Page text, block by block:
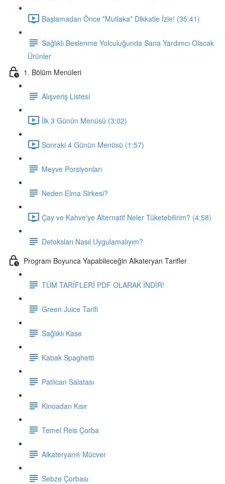
Başlamadan Önce *Mutlaka* Dikkatle İzle! (35:41)
Sağlıklı Beslenme Yolculuğunda Sana Yardımcı Olacak
Ürünler
1. Bölüm Menüleri
Alışveriş Listesi
İlk 3 Günün Menüsü (3:02)
Sonraki 4 Günün Menüsü (1:57)
Meyve Porsiyonları
Neden Elma Sirkesi?
Çay ve Kahve'ye Alternatif Neler Tüketebilirim? (4:58)
Detoksları Nasıl Uygulamalıyım?
Program Boyunca Yapabileceğin Alkateryan Tarifler
TÜM TARİFLERİ PDF OLARAK İNDİR!
Green Juice Tarifi
Sağlıklı Kase
Kabak Spaghetti
Patlıcan Salatası
Kinoadan Kısır
Temel Reis Çorba
Alkateryan® Mücver
Sebze Çorbası